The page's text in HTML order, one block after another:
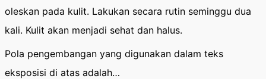
oleskan pada kulit. Lakukan secara rutin seminggu dua
kali. Kulit akan menjadi sehat dan halus.
Pola pengembangan yang digunakan dalam teks
eksposisi di atas adalah…